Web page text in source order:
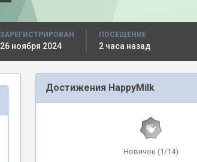
ЗАРЕГИСТРИРОВАН
26 ноября 2024
ПОСЕЩЕНИЕ
2 часа назад
Достижения HappyMilk
Новичок (1/14)